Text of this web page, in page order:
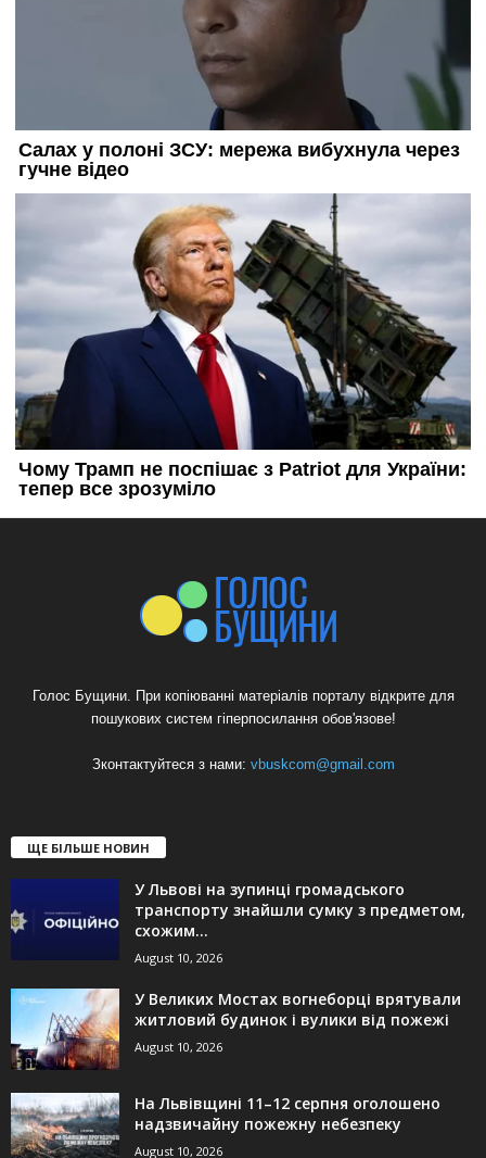
Голос Бущини. При копіюванні матеріалів порталу відкрите для
пошукових систем гіперпосилання обов'язове!
Зконтактуйтеся з нами: vbuskcom@gmail.com
ЩЕ БІЛЬШЕ НОВИН
У Львові на зупинці громадського
транспорту знайшли сумку з предметом,
схожим...
August 10, 2026
У Великих Мостах вогнеборці врятували
житловий будинок і вулики від пожежі
August 10, 2026
На Львівщині 11–12 серпня оголошено
надзвичайну пожежну небезпеку
August 10, 2026